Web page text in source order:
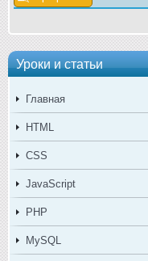
Уроки и статьи
Главная
HTML
CSS
JavaScript
PHP
MySQL